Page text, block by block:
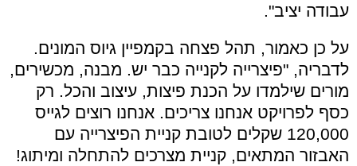
עבודה יציב".
על כן כאמור, תהל פצחה בקמפיין גיוס המונים.
לדבריה, "פיצרייה לקנייה כבר יש. מבנה, מכשירים,
מורים שילמדו על הכנת פיצות, עיצוב והכל. רק
כסף לפרויקט אנחנו צריכים. אנחנו רוצים לגייס
120,000 שקלים לטובת קניית הפיצרייה עם
האבזור המתאים, קניית מצרכים להתחלה ומיתוג!